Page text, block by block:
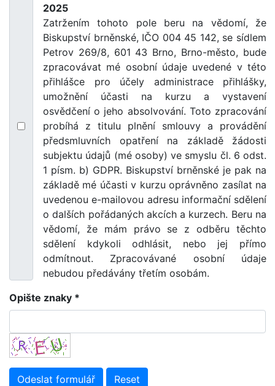
2025
Zatržením tohoto pole beru na vědomí, že
Biskupství brněnské, IČO 004 45 142, se sídlem
Petrov 269/8, 601 43 Brno, Brno-město, bude
zpracovávat mé osobní údaje uvedené v této
přihlášce pro účely administrace přihlášky,
umožnění účasti na kurzu a vystavení
osvědčení o jeho absolvování. Toto zpracování
probíhá z titulu plnění smlouvy a provádění
předsmluvních opatření na základě žádosti
subjektu údajů (mé osoby) ve smyslu čl. 6 odst.
1 písm. b) GDPR. Biskupství brněnské je pak na
základě mé účasti v kurzu oprávněno zasílat na
uvedenou e-mailovou adresu informační sdělení
o dalších pořádaných akcích a kurzech. Beru na
vědomí, že mám právo se z odběru těchto
sdělení kdykoli odhlásit, nebo jej přímo
odmítnout. Zpracovávané osobní údaje
nebudou předávány třetím osobám.
Opište znaky *
Odeslat formulář Reset